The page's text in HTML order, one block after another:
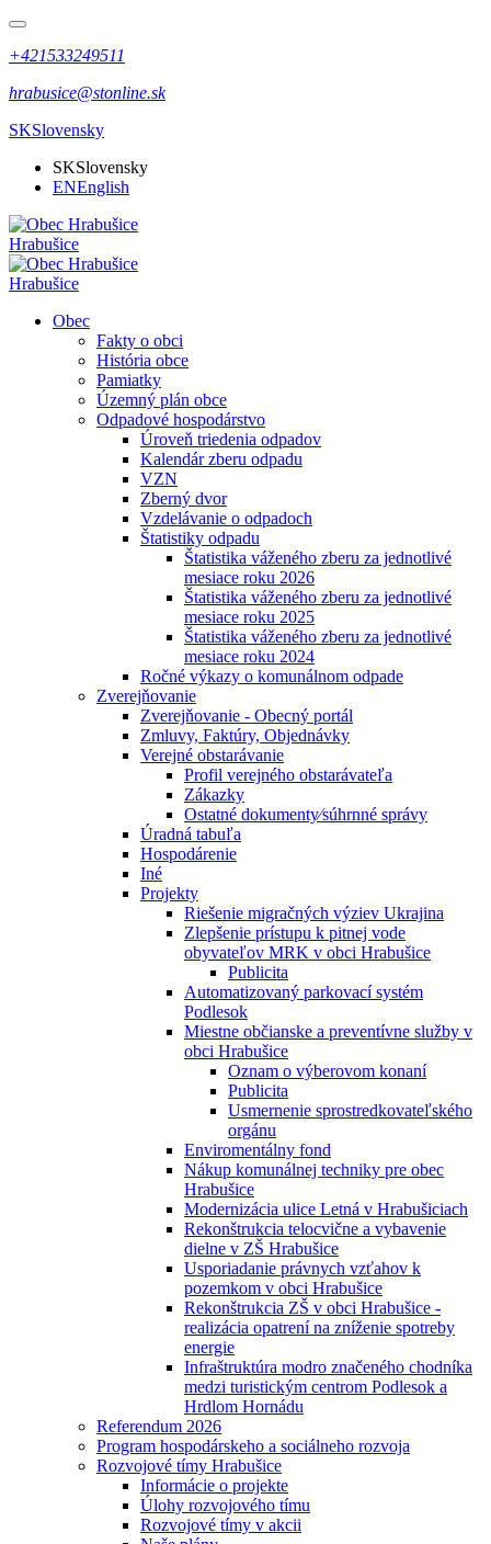
+421533249511
hrabusice@stonline.sk
SKSlovensky
SKSlovensky
ENEnglish
Hrabušice
Hrabušice
Obec
Fakty o obci
História obce
Pamiatky
Územný plán obce
Odpadové hospodárstvo
Úroveň triedenia odpadov
Kalendár zberu odpadu
VZN
Zberný dvor
Vzdelávanie o odpadoch
Štatistiky odpadu
Štatistika váženého zberu za jednotlivé
mesiace roku 2026
Štatistika váženého zberu za jednotlivé
mesiace roku 2025
Štatistika váženého zberu za jednotlivé
mesiace roku 2024
Ročné výkazy o komunálnom odpade
Zverejňovanie
Zverejňovanie - Obecný portál
Zmluvy, Faktúry, Objednávky
Verejné obstarávanie
Profil verejného obstarávateľa
Zákazky
Ostatné dokumenty⁄súhrnné správy
Úradná tabuľa
Hospodárenie
Iné
Projekty
Riešenie migračných výziev Ukrajina
Zlepšenie prístupu k pitnej vode
obyvateľov MRK v obci Hrabušice
Publicita
Automatizovaný parkovací systém
Podlesok
Miestne občianske a preventívne služby v
obci Hrabušice
Oznam o výberovom konaní
Publicita
Usmernenie sprostredkovateľského
orgánu
Enviromentálny fond
Nákup komunálnej techniky pre obec
Hrabušice
Modernizácia ulice Letná v Hrabušiciach
Rekonštrukcia telocvične a vybavenie
dielne v ZŠ Hrabušice
Usporiadanie právnych vzťahov k
pozemkom v obci Hrabušice
Rekonštrukcia ZŠ v obci Hrabušice -
realizácia opatrení na zníženie spotreby
energie
Infraštruktúra modro značeného chodníka
medzi turistickým centrom Podlesok a
Hrdlom Hornádu
Referendum 2026
Program hospodárskeho a sociálneho rozvoja
Rozvojové tímy Hrabušice
Informácie o projekte
Úlohy rozvojového tímu
Rozvojové tímy v akcii